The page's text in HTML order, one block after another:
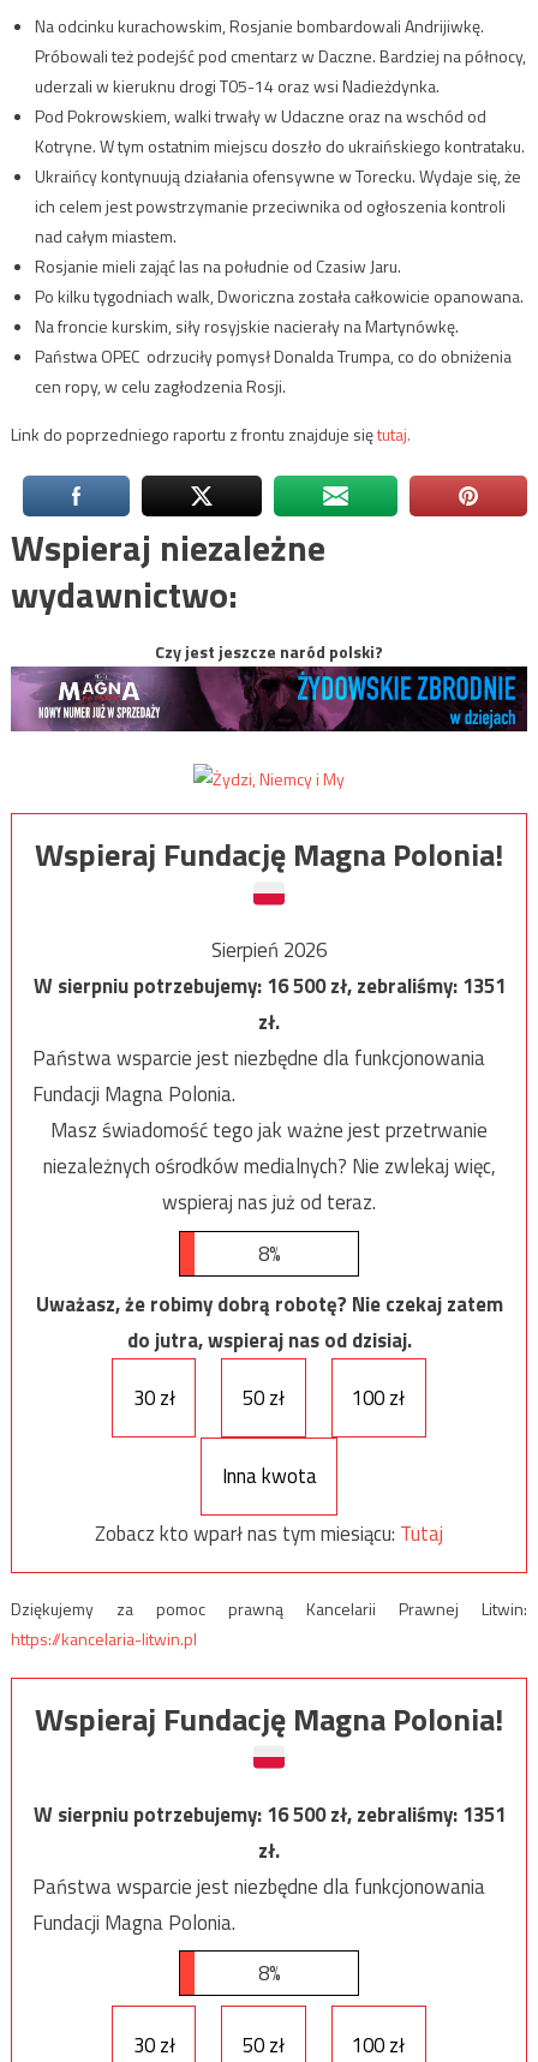
Na odcinku kurachowskim, Rosjanie bombardowali Andrijiwkę.
Próbowali też podejść pod cmentarz w Daczne. Bardziej na północy,
uderzali w kieruknu drogi T05-14 oraz wsi Nadieżdynka.
Pod Pokrowskiem, walki trwały w Udaczne oraz na wschód od
Kotryne. W tym ostatnim miejscu doszło do ukraińskiego kontrataku.
Ukraińcy kontynuują działania ofensywne w Torecku. Wydaje się, że
ich celem jest powstrzymanie przeciwnika od ogłoszenia kontroli
nad całym miastem.
Rosjanie mieli zająć las na południe od Czasiw Jaru.
Po kilku tygodniach walk, Dworiczna została całkowicie opanowana.
Na froncie kurskim, siły rosyjskie nacierały na Martynówkę.
Państwa OPEC odrzuciły pomysł Donalda Trumpa, co do obniżenia
cen ropy, w celu zagłodzenia Rosji.
Link do poprzedniego raportu z frontu znajduje siętutaj.
Wspieraj niezależne
wydawnictwo:
Czy jest jeszcze naród polski?
Wspieraj Fundację Magna Polonia!
Sierpień 2026
W sierpniu potrzebujemy:16 500zł, zebraliśmy:1351
zł.
Państwa wsparcie jest niezbędne dla funkcjonowania
Fundacji Magna Polonia.
Masz świadomość tego jak ważne jest przetrwanie
niezależnych ośrodków medialnych? Nie zwlekaj więc,
wspieraj nas już od teraz.
8%
Uważasz, że robimy dobrą robotę? Nie czekaj zatem
do jutra, wspieraj nas od dzisiaj.
30 zł
50 zł 100 zł
Inna kwota
Zobacz kto wparł nas tym miesiącu: Tutaj
Dziękujemy za pomoc prawną Kancelarii Prawnej Litwin:
https://kancelaria-litwin.pl
Wspieraj Fundację Magna Polonia!
W sierpniu potrzebujemy:16 500zł, zebraliśmy:1351
zł.
Państwa wsparcie jest niezbędne dla funkcjonowania
Fundacji Magna Polonia.
8%
30 zł 50 zł 100 zł